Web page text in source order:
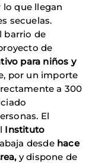
lo que llegan
secuelas.
barrio de
de
para niños y
por un importe
a 300
El
Instituto
desde hace
y dispone de